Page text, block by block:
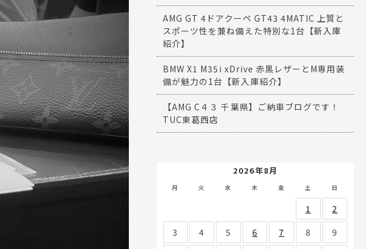
AMG GT 4ドアクーペ GT43 4MATIC 上質と
スポーツ性を兼ね備えた特別な1台【新入庫
紹介】
BMW X1 M35i xDrive 赤黒レザーとM専用装
備が魅力の1台【新入庫紹介】
【AMG C４３ 千葉県】ご納車ブログです！
TUC東葛西店
2026年8月
月 火 水 木 金 土 日
1
2
3
4 5 6 7 8
9